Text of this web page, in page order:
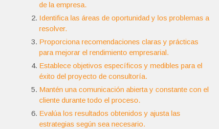
de la empresa.
Identifica las áreas de oportunidad y los problemas a
resolver.
Proporciona recomendaciones claras y prácticas
para mejorar el rendimiento empresarial.
Establece objetivos específicos y medibles para el
éxito del proyecto de consultoría.
Mantén una comunicación abierta y constante con el
cliente durante todo el proceso.
Evalúa los resultados obtenidos y ajusta las
estrategias según sea necesario.